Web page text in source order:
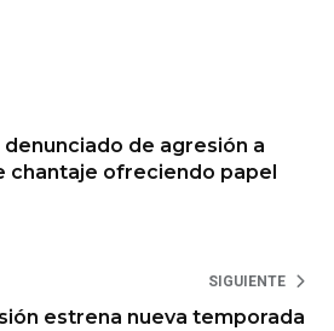
denunciado de agresión a
chantaje ofreciendo papel
SIGUIENTE
estrena nueva temporada